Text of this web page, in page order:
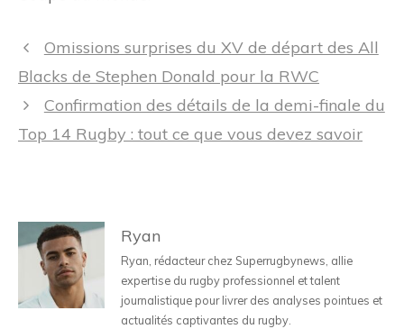
Navigation
des
Omissions surprises du XV de départ des All
Blacks de Stephen Donald pour la RWC
Confirmation des détails de la demi-finale du
Top 14 Rugby : tout ce que vous devez savoir
Ryan
Ryan, rédacteur chez Superrugbynews, allie
expertise du rugby professionnel et talent
journalistique pour livrer des analyses pointues et
actualités captivantes du rugby.